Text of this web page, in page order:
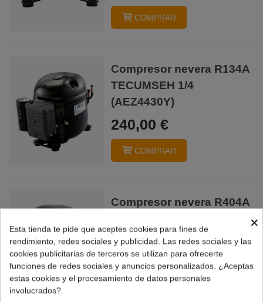
COMPRAR
Compresor nevera R134A
TECUMSEH 1/4
(AEZ4430Y)
240,00 €
COMPRAR
Compresor nevera R404A
219,90 €
COMPRAR
×
Esta tienda te pide que aceptes cookies para fines de
rendimiento, redes sociales y publicidad. Las redes sociales y las
cookies publicitarias de terceros se utilizan para ofrecerte
funciones de redes sociales y anuncios personalizados. ¿Aceptas
estas cookies y el procesamiento de datos personales
involucrados?